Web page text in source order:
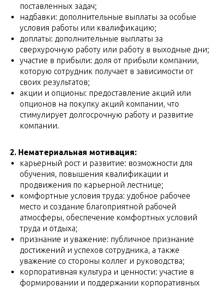
поставленных задач;
надбавки: дополнительные выплаты за особые
условия работы или квалификацию;
доплаты: дополнительные выплаты за
сверхурочную работу или работу в выходные дни;
участие в прибыли: доля от прибыли компании,
которую сотрудник получает в зависимости от
своих результатов;
акции и опционы: предоставление акций или
опционов на покупку акций компании, что
стимулирует долгосрочную работу и развитие
компании.
2. Нематериальная мотивация:
карьерный рост и развитие: возможности для
обучения, повышения квалификации и
продвижения по карьерной лестнице;
комфортные условия труда: удобное рабочее
место и создание благоприятной рабочей
атмосферы, обеспечение комфортных условий
труда и отдыха;
признание и уважение: публичное признание
достижений и успехов сотрудника, а также
уважение со стороны коллег и руководства;
корпоративная культура и ценности: участие в
формировании и поддержании корпоративных